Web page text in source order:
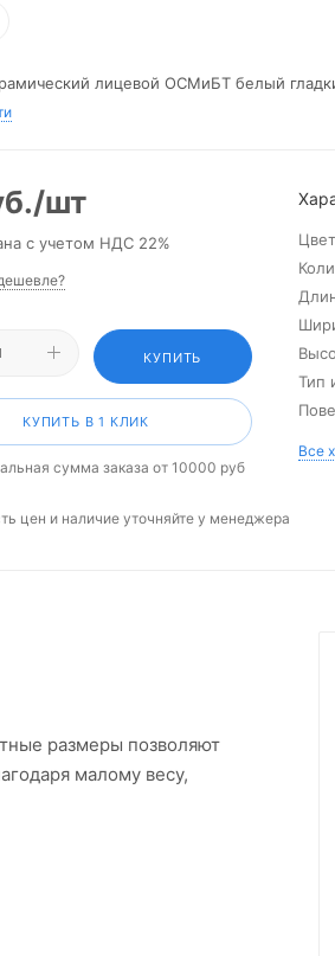
лицевой ОСМиБТ белый
/шт
с учетом НДС 22%
КУПИТЬ
КУПИТЬ В 1 КЛИК
сумма заказа от 10000 руб
Цвет
Тип
Все
цен и наличие уточняйте у менеджера
размеры позволяют
малому весу,